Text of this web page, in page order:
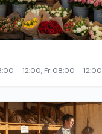
– 12:00, Fr 08:00 – 12:00